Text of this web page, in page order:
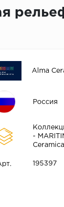
Alma
Россия
-
Ceramica
195397